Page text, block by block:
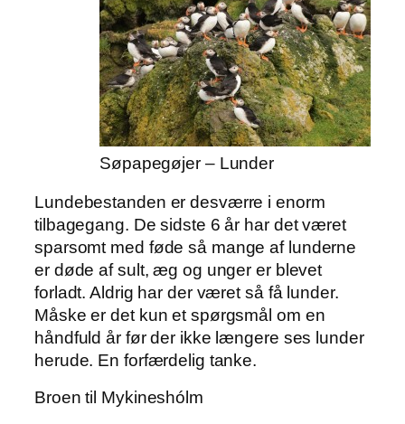
Søpapegøjer – Lunder
Lundebestanden er desværre i enorm
tilbagegang. De sidste 6 år har det været
sparsomt med føde så mange af lunderne
er døde af sult, æg og unger er blevet
forladt. Aldrig har der været så få lunder.
Måske er det kun et spørgsmål om en
håndfuld år før der ikke længere ses lunder
herude. En forfærdelig tanke.
Broen til Mykineshólm